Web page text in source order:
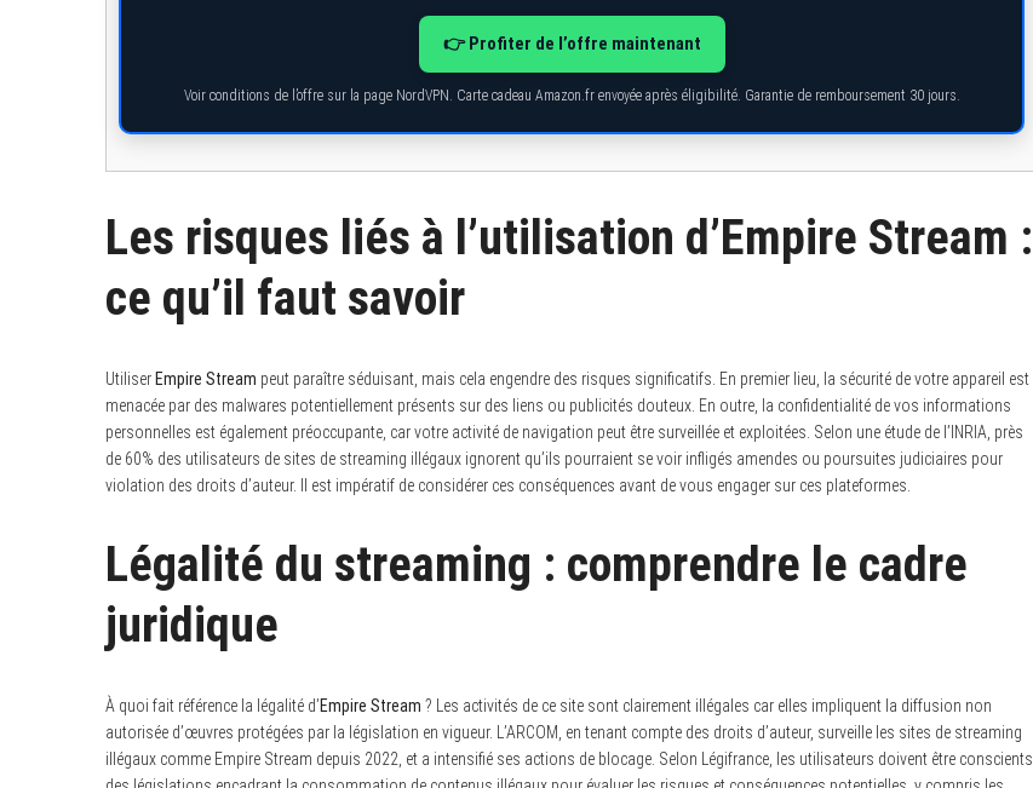
👉 Profiter de l’offre maintenant
Voir conditions de l’offre sur la page NordVPN. Carte cadeau Amazon.fr envoyée après éligibilité. Garantie de remboursement 30 jours.
Les risques liés à l’utilisation d’Empire Stream :
ce qu’il faut savoir
Utiliser Empire Stream peut paraître séduisant, mais cela engendre des risques significatifs. En premier lieu, la sécurité de votre appareil est
menacée par des malwares potentiellement présents sur des liens ou publicités douteux. En outre, la confidentialité de vos informations
personnelles est également préoccupante, car votre activité de navigation peut être surveillée et exploitées. Selon une étude de l’INRIA, près
de 60% des utilisateurs de sites de streaming illégaux ignorent qu’ils pourraient se voir infligés amendes ou poursuites judiciaires pour
violation des droits d’auteur. Il est impératif de considérer ces conséquences avant de vous engager sur ces plateformes.
Légalité du streaming : comprendre le cadre
juridique
À quoi fait référence la légalité d’Empire Stream ? Les activités de ce site sont clairement illégales car elles impliquent la diffusion non
autorisée d’œuvres protégées par la législation en vigueur. L’ARCOM, en tenant compte des droits d’auteur, surveille les sites de streaming
illégaux comme Empire Stream depuis 2022, et a intensifié ses actions de blocage. Selon Légifrance, les utilisateurs doivent être conscients